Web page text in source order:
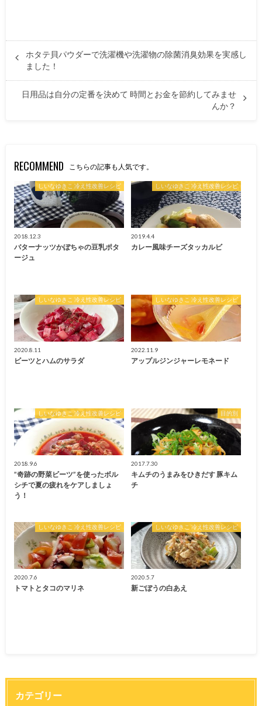
ホタテ貝パウダーで洗濯機や洗濯物の除菌消臭効果を実感し
ました！
日用品は自分の定番を決めて 時間とお金を節約してみませ
んか？
RECOMMEND こちらの記事も人気です。
しいなゆきこ 冷え性改善レシピ
2018.12.3
バターナッツかぼちゃの豆乳ポタ
ージュ
しいなゆきこ 冷え性改善レシピ
2019.4.4
カレー風味チーズタッカルビ
しいなゆきこ 冷え性改善レシピ
2020.8.11
ビーツとハムのサラダ
しいなゆきこ 冷え性改善レシピ
2022.11.9
アップルジンジャーレモネード
しいなゆきこ 冷え性改善レシピ
2018.9.6
”奇跡の野菜ビーツ”を使ったボル
シチで夏の疲れをケアしましょ
う！
目的別
2017.7.30
キムチのうまみをひきだす 豚キム
チ
しいなゆきこ 冷え性改善レシピ
2020.7.6
トマトとタコのマリネ
しいなゆきこ 冷え性改善レシピ
2020.5.7
新ごぼうの白あえ
カテゴリー